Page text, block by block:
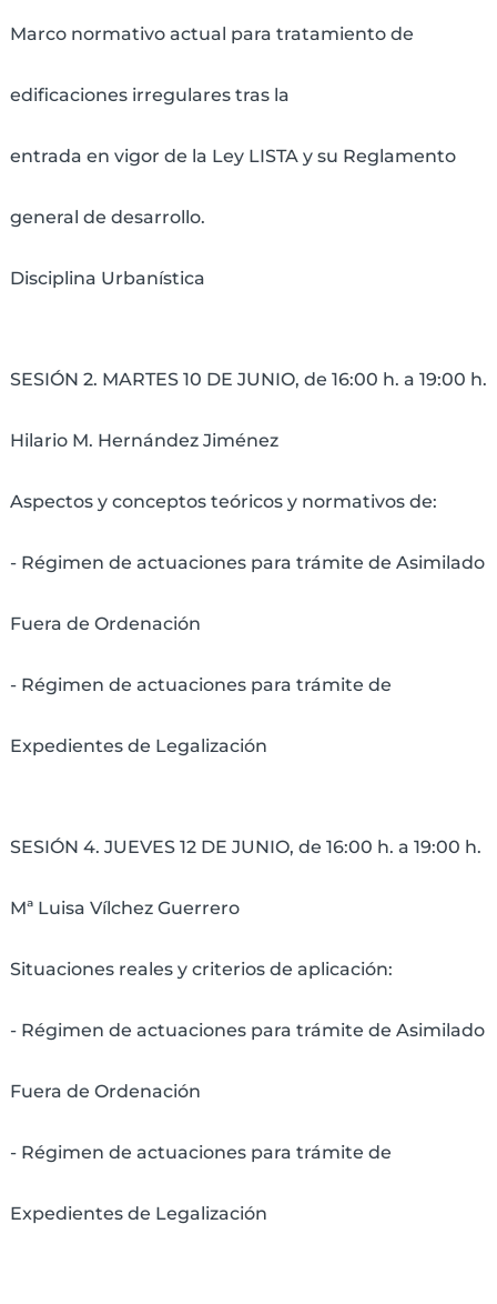
Marco normativo actual para tratamiento de
edificaciones irregulares tras la
entrada en vigor de la Ley LISTA y su Reglamento
general de desarrollo.
Disciplina Urbanística
SESIÓN 2. MARTES 10 DE JUNIO, de 16:00 h. a 19:00 h.
Hilario M. Hernández Jiménez
Aspectos y conceptos teóricos y normativos de:
- Régimen de actuaciones para trámite de Asimilado
Fuera de Ordenación
- Régimen de actuaciones para trámite de
Expedientes de Legalización
SESIÓN 4. JUEVES 12 DE JUNIO, de 16:00 h. a 19:00 h.
Mª Luisa Vílchez Guerrero
Situaciones reales y criterios de aplicación:
- Régimen de actuaciones para trámite de Asimilado
Fuera de Ordenación
- Régimen de actuaciones para trámite de
Expedientes de Legalización